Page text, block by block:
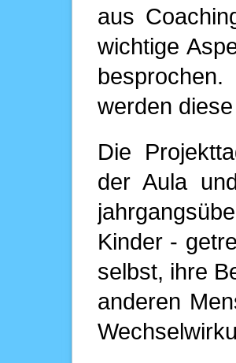
aus
wichtige
werden
Die
der Aula
Kinder -
selbst, ihre
anderen